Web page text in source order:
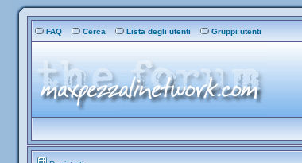
FAQ Cerca Lista degli utenti Gruppi utenti